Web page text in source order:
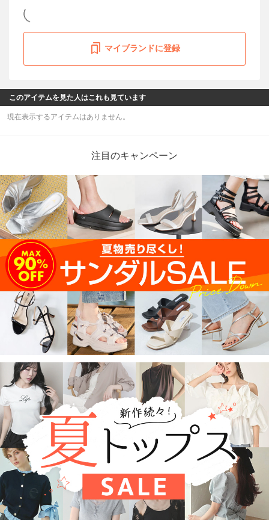
マイブランドに登録
このアイテムを見た人はこれも見ています
現在表示するアイテムはありません。
注目のキャンペーン